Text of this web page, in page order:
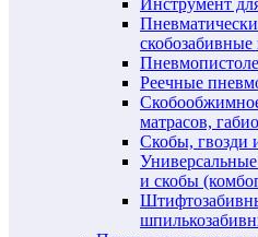
Реечные
матрасов,
Скобы, гвозди
и скобы